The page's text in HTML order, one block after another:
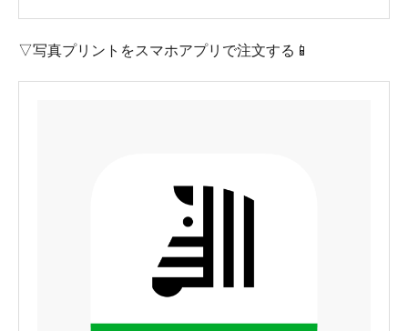
▽写真プリントをスマホアプリで注文する📱